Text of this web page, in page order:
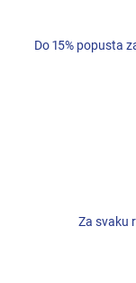
Do 15% popusta
Za svaku